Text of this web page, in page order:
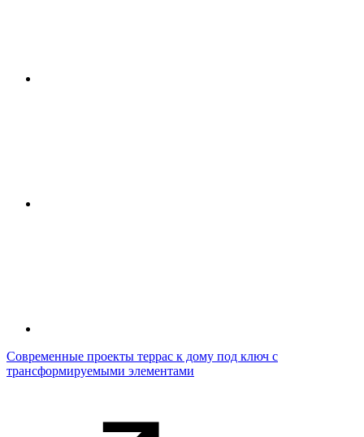
Современные проекты террас к дому под ключ с
трансформируемыми элементами